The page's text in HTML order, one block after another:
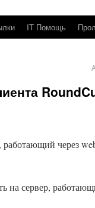
IT Помощь
через
на сервер,